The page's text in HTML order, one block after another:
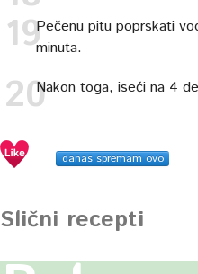
Pečenu pitu poprskati
minuta.
Nakon toga, iseći na 4
danas spremam ovo
Slični recepti